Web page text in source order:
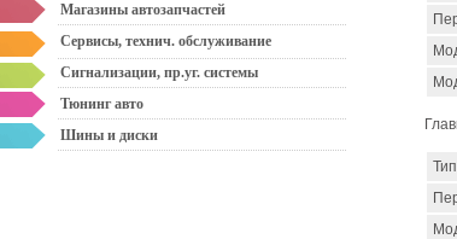
Магазины автозапчастей
Сервисы, технич. обслуживание
Сигнализации, пр.уг. системы
Тюнинг авто
Шины и диски
Тип